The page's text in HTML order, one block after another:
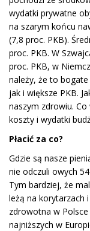
wydatki prywatne
na szarym końcu
(7,8 proc. PKB).
proc. PKB. W
proc. PKB, w
należy, że to
jak i większe PKB.
naszym zdrowiu.
koszty i wydatki
Płacić za co?
Gdzie są nasze
nie odczuli owych
Tym bardziej, że
leżą na korytarzach
zdrowotna w
najniższych w